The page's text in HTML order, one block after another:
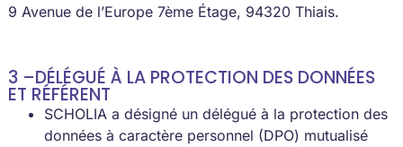
9 Avenue de l’Europe 7ème Étage, 94320 Thiais.
3 –DÉLÉGUÉ À LA PROTECTION DES DONNÉES
ET RÉFÉRENT
SCHOLIA a désigné un délégué à la protection des
données à caractère personnel (DPO) mutualisé